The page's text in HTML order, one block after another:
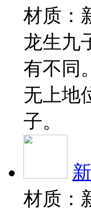
材质：
龙生九
有不同
无上地
子。
材质：